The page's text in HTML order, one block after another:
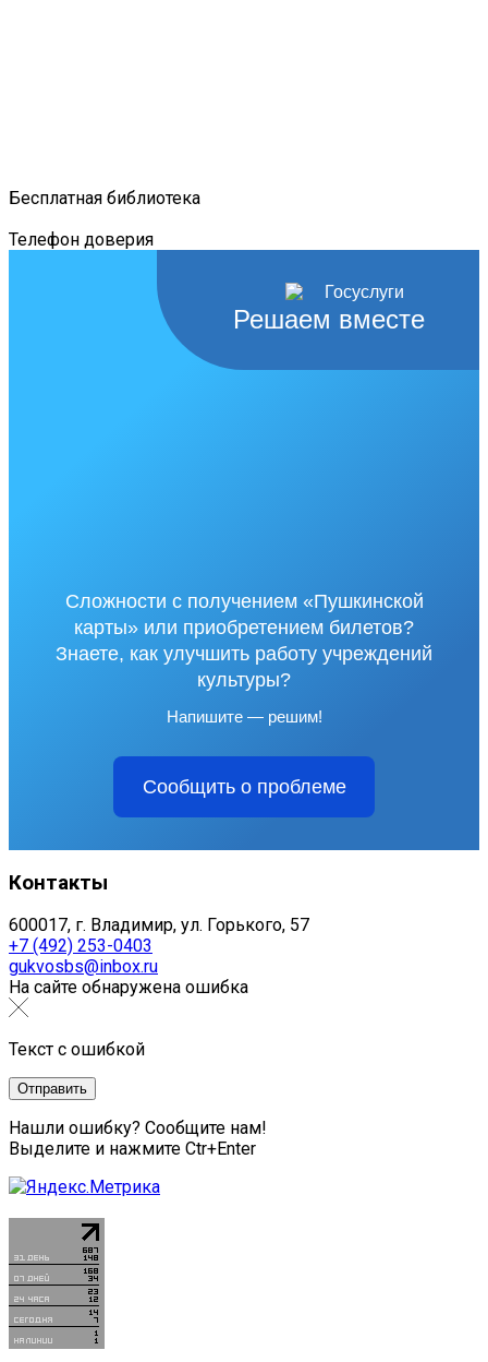
Бесплатная библиотека
Телефон доверия
Решаем вместе
Сложности с получением «Пушкинской
карты» или приобретением билетов?
Знаете, как улучшить работу учреждений
культуры?
Напишите — решим!
Сообщить о проблеме
Контакты
600017, г. Владимир, ул. Горького, 57
+7 (492) 253-0403
gukvosbs@inbox.ru
На сайте обнаружена ошибка
Текст с ошибкой
Нашли ошибку? Сообщите нам!
Выделите и нажмите Ctr+Enter